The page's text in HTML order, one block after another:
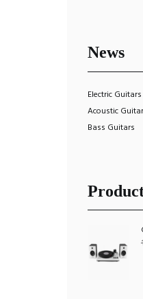
News
Electric Guitars
Acoustic
Bass Guitars